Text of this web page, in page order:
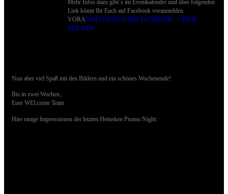
Mehr Infos dazu gibt´s im Eventkalender und über folgenden
Link könnt Ihr Euch auf Facebook voranmelden.
VORANMELDUNG ÜBER FACEBOOK -> HIER
KLICKEN
Nun aber viel Spaß mit den Bildern und ein schönes Wochenende!
Bis in zwei Wochen,
Euer WELcome Team
Hier einige Impressionen der letzten Heineken Promo Night: